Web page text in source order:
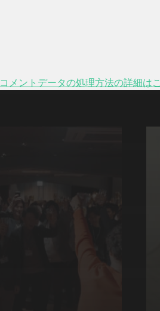
コメントデータの処理方法の詳細は